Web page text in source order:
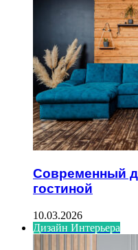
Современный
гостиной
10.03.2026
Дизайн Интерьера